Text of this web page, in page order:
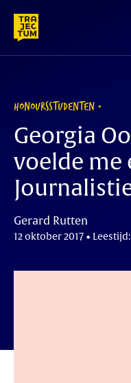
content
HONOURSSTUDENTEN
Georgia
voelde me
Gerard Rutten
12 oktober 2017 •